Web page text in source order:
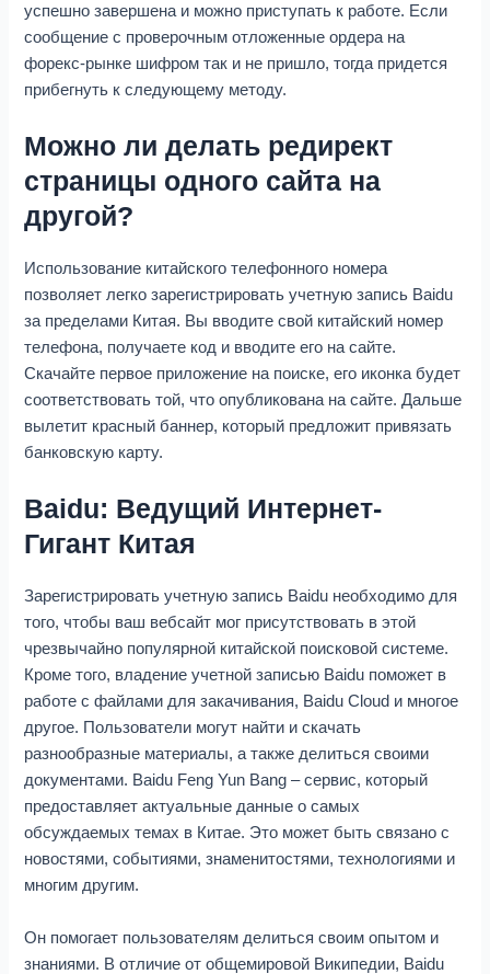
успешно завершена и можно приступать к работе. Если
сообщение с проверочным отложенные ордера на
форекс-рынке шифром так и не пришло, тогда придется
прибегнуть к следующему методу.
Можно ли делать редирект
страницы одного сайта на
другой?
Использование китайского телефонного номера
позволяет легко зарегистрировать учетную запись Baidu
за пределами Китая. Вы вводите свой китайский номер
телефона, получаете код и вводите его на сайте.
Скачайте первое приложение на поиске, его иконка будет
соответствовать той, что опубликована на сайте. Дальше
вылетит красный баннер, который предложит привязать
банковскую карту.
Baidu: Ведущий Интернет-
Гигант Китая
Зарегистрировать учетную запись Baidu необходимо для
того, чтобы ваш вебсайт мог присутствовать в этой
чрезвычайно популярной китайской поисковой системе.
Кроме того, владение учетной записью Baidu поможет в
работе с файлами для закачивания, Baidu Cloud и многое
другое. Пользователи могут найти и скачать
разнообразные материалы, а также делиться своими
документами. Baidu Feng Yun Bang – сервис, который
предоставляет актуальные данные о самых
обсуждаемых темах в Китае. Это может быть связано с
новостями, событиями, знаменитостями, технологиями и
многим другим.
Он помогает пользователям делиться своим опытом и
знаниями. В отличие от общемировой Википедии, Baidu